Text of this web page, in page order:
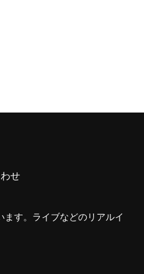
せ
す。ライブなどのリアルイ